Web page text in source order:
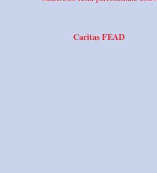
Caritas FEAD